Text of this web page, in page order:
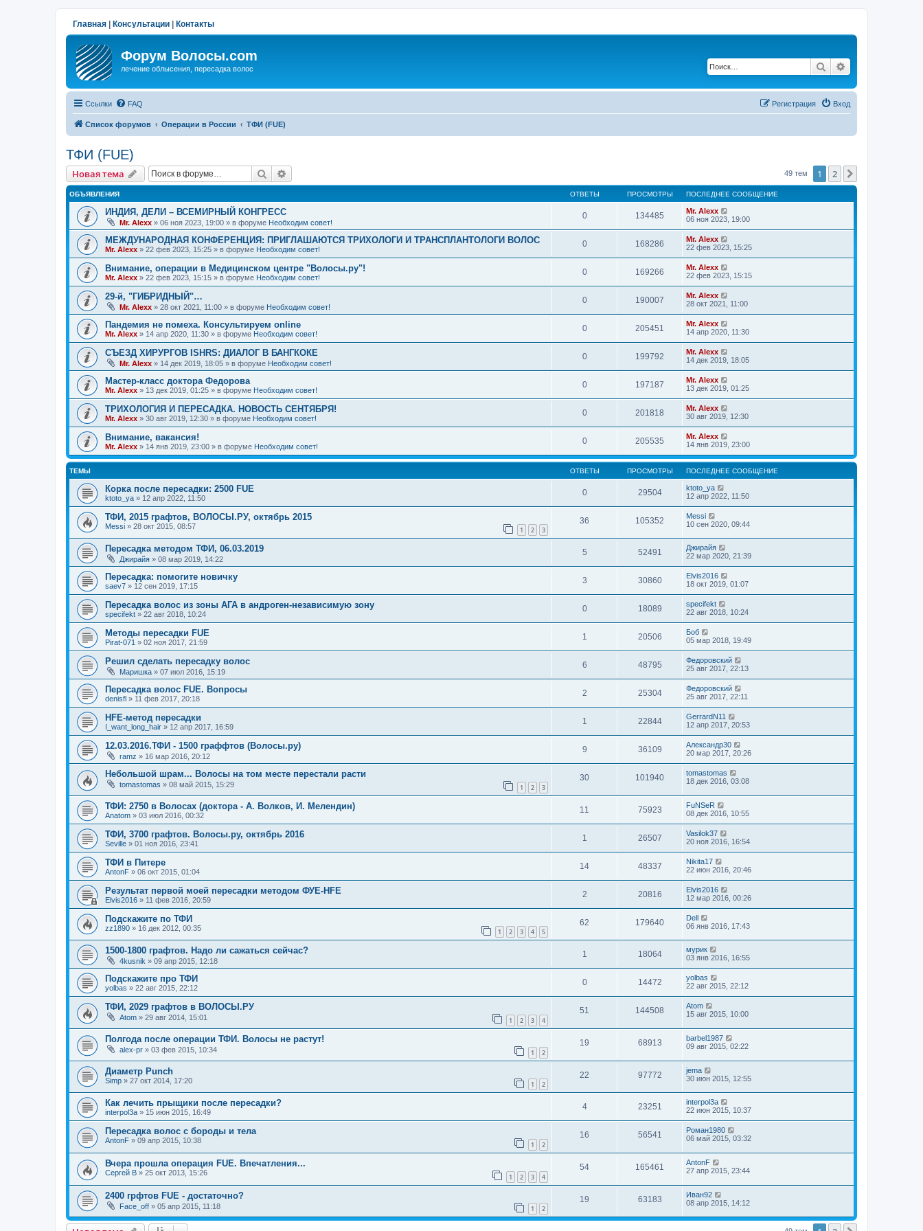
Главная Консультации Контакты
Форум Волосы.com
лечение облысения, пересадка волос Поиск
Ссылки FAQ Вход
Регистрация
Список форумов Операции в России ТФИ (FUE)
ТФИ (FUE)
Новая тема Поиск 49 тем 1 2
ОБЪЯВЛЕНИЯ ОТВЕТЫ ПРОСМОТРЫ ПОСЛЕДНЕЕ СООБЩЕНИЕ
ИНДИЯ, ДЕЛИ – ВСЕМИРНЫЙ КОНГРЕСС
Mr. Alexx » 06 ноя 2023, 19:00 » в форуме Необходим совет!
0 134485
Mr. Alexx
06 ноя 2023, 19:00
МЕЖДУНАРОДНАЯ КОНФЕРЕНЦИЯ: ПРИГЛАШАЮТСЯ ТРИХОЛОГИ И ТРАНСПЛАНТОЛОГИ ВОЛОС
Mr. Alexx » 22 фев 2023, 15:25 » в форуме Необходим совет!
0 168286
Mr. Alexx
22 фев 2023, 15:25
Внимание, операции в Медицинском центре "Волосы.ру"!
Mr. Alexx » 22 фев 2023, 15:15 » в форуме Необходим совет!
0 169266
Mr. Alexx
22 фев 2023, 15:15
29-й, "ГИБРИДНЫЙ"…
Mr. Alexx » 28 окт 2021, 11:00 » в форуме Необходим совет!
0 190007
Mr. Alexx
28 окт 2021, 11:00
Пандемия не помеха. Консультируем online
Mr. Alexx » 14 апр 2020, 11:30 » в форуме Необходим совет!
0 205451
Mr. Alexx
14 апр 2020, 11:30
СЪЕЗД ХИРУРГОВ ISHRS: ДИАЛОГ В БАНГКОКЕ
Mr. Alexx » 14 дек 2019, 18:05 » в форуме Необходим совет!
0 199792
Mr. Alexx
14 дек 2019, 18:05
Мастер-класс доктора Федорова
Mr. Alexx » 13 дек 2019, 01:25 » в форуме Необходим совет!
0 197187
Mr. Alexx
13 дек 2019, 01:25
ТРИХОЛОГИЯ И ПЕРЕСАДКА. НОВОСТЬ СЕНТЯБРЯ!
Mr. Alexx » 30 авг 2019, 12:30 » в форуме Необходим совет!
0 201818
Mr. Alexx
30 авг 2019, 12:30
Внимание, вакансия!
Mr. Alexx » 14 янв 2019, 23:00 » в форуме Необходим совет!
0 205535
Mr. Alexx
14 янв 2019, 23:00
ТЕМЫ ОТВЕТЫ ПРОСМОТРЫ ПОСЛЕДНЕЕ СООБЩЕНИЕ
Корка после пересадки: 2500 FUE
ktoto_ya » 12 апр 2022, 11:50
0 29504
ktoto_ya
12 апр 2022, 11:50
ТФИ, 2015 графтов, ВОЛОСЫ.РУ, октябрь 2015
Messi » 28 окт 2015, 08:57 1 2 3
36 105352
Messi
10 сен 2020, 09:44
Пересадка методом ТФИ, 06.03.2019
Джирайя » 08 мар 2019, 14:22
5 52491
Джирайя
22 мар 2020, 21:39
Пересадка: помогите новичку
saev7 » 12 сен 2019, 17:15
3 30860
Elvis2016
18 окт 2019, 01:07
Пересадка волос из зоны АГА в андроген-независимую зону
specifekt » 22 авг 2018, 10:24
0 18089
specifekt
22 авг 2018, 10:24
Методы пересадки FUE
Pirat-071 » 02 ноя 2017, 21:59
1 20506
Боб
05 мар 2018, 19:49
Решил сделать пересадку волос
Маришка » 07 июл 2016, 15:19
6 48795
Федоровский
25 авг 2017, 22:13
Пересадка волос FUE. Вопросы
denisfl » 11 фев 2017, 20:18
2 25304
Федоровский
25 авг 2017, 22:11
HFE-метод пересадки
I_want_long_hair » 12 апр 2017, 16:59
1 22844
GerrardN11
12 апр 2017, 20:53
12.03.2016.ТФИ - 1500 граффтов (Волосы.ру)
ramz » 16 мар 2016, 20:12
9 36109
Александр30
20 мар 2017, 20:26
Небольшой шрам... Волосы на том месте перестали расти
tomastomas » 08 май 2015, 15:29 1 2 3
30 101940
tomastomas
18 дек 2016, 03:08
ТФИ: 2750 в Волосах (доктора - А. Волков, И. Мелендин)
Anatom » 03 июл 2016, 00:32
11 75923
FuNSeR
08 дек 2016, 10:55
ТФИ, 3700 графтов. Волосы.ру, октябрь 2016
Seville » 01 ноя 2016, 23:41
1 26507
Vasilok37
20 ноя 2016, 16:54
ТФИ в Питере
AntonF » 06 окт 2015, 01:04
14 48337
Nikita17
22 июн 2016, 20:46
Результат первой моей пересадки методом ФУЕ-HFE
Elvis2016 » 11 фев 2016, 20:59
2 20816
Elvis2016
12 мар 2016, 00:26
Подскажите по ТФИ
zz1890 » 16 дек 2012, 00:35 1 2 3 4 5
62 179640
Dell
06 янв 2016, 17:43
1500-1800 графтов. Надо ли сажаться сейчас?
4kusnik » 09 апр 2015, 12:18
1 18064
мурик
03 янв 2016, 16:55
Подскажите про ТФИ
yolbas » 22 авг 2015, 22:12
0 14472
yolbas
22 авг 2015, 22:12
ТФИ, 2029 графтов в ВОЛОСЫ.РУ
Atom » 29 авг 2014, 15:01 1 2 3 4
51 144508
Atom
15 авг 2015, 10:00
Полгода после операции ТФИ. Волосы не растут!
alex-pr » 03 фев 2015, 10:34 1 2
19 68913
barbel1987
09 авг 2015, 02:22
Диаметр Punch
Simp » 27 окт 2014, 17:20 1 2
22 97772
jema
30 июн 2015, 12:55
Как лечить прыщики после пересадки?
interpol3a » 15 июн 2015, 16:49
4 23251
interpol3a
22 июн 2015, 10:37
Пересадка волос с бороды и тела
AntonF » 09 апр 2015, 10:38 1 2
16 56541
Роман1980
06 май 2015, 03:32
Вчера прошла операция FUE. Впечатления...
Сергей В » 25 окт 2013, 15:26 1 2 3 4
54 165461
AntonF
27 апр 2015, 23:44
2400 грфтов FUE - достаточно?
Face_off » 05 апр 2015, 11:18 1 2
19 63183
Иван92
08 апр 2015, 14:12